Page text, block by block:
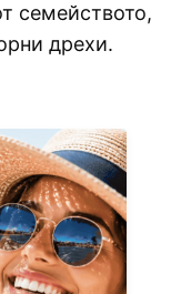
семейството,
дрехи.